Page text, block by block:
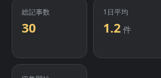
総記事数
30
1日平均
1.2 件